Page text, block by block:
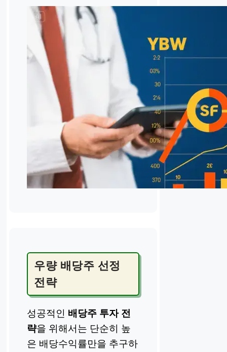
우량 배당주 선정
전략
성공적인 배당주 투자 전
략을 위해서는 단순히 높
은 배당수익률만을 추구하